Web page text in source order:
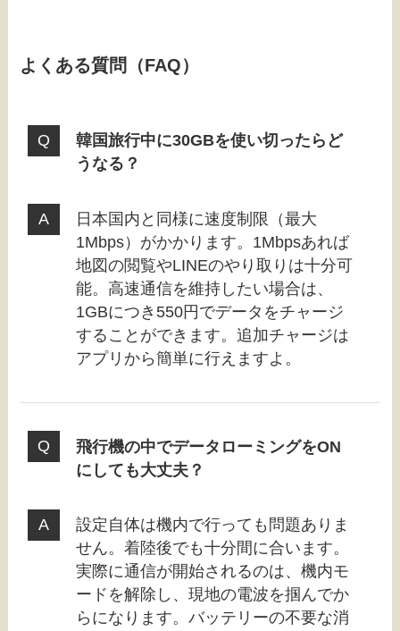
よくある質問（FAQ）
韓国旅行中に30GBを使い切ったらど
うなる？
日本国内と同様に速度制限（最大
1Mbps）がかかります。1Mbpsあれば
地図の閲覧やLINEのやり取りは十分可
能。高速通信を維持したい場合は、
1GBにつき550円でデータをチャージ
することができます。追加チャージは
アプリから簡単に行えますよ。
飛行機の中でデータローミングをON
にしても大丈夫？
設定自体は機内で行っても問題ありま
せん。着陸後でも十分間に合います。
実際に通信が開始されるのは、機内モ
ードを解除し、現地の電波を掴んでか
らになります。バッテリーの不要な消